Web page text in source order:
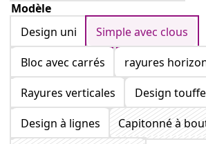
Modèle
Design uni
Simple avec clous
Bloc avec carrés
rayures
Rayures verticales
Design
Design à lignes
Capitonné à